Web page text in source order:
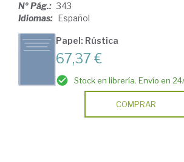
Nº Pág.: 343
Idiomas: Español
Papel: Rústica
67,37 €
Stock en librería. Envío en
COMPRAR